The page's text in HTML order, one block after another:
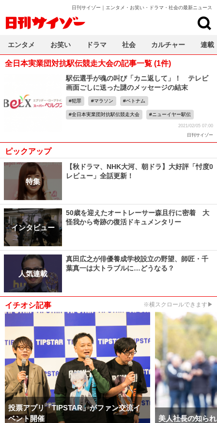
日刊サイゾー｜エンタメ・お笑い・ドラマ・社会の最新ニュース
全日本実業団対抗駅伝競走大会の記事一覧 (1件)
駅伝選手が魂の叫び「カニ返して」！ テレビ
画面ごしに送った謎のメッセージの結末
犯罪 マラソン ベトナム
全日本実業団対抗駅伝競走大会 ニューイヤー駅伝
2021/02/05 07:00
日刊サイゾー
ピックアップ
特集
【秋ドラマ、NHK大河、朝ドラ】大好評「忖度0
レビュー」全話更新！
インタビュー
50歳を迎えたオートレーサー森且行に密着 大
怪我から奇跡の復活ドキュメンタリー
人気連載
真田広之が俳優養成学校設立の野望、師匠・千
葉真一は大トラブルに…どうなる？
イチオシ記事 ※横スクロールできます▶
投票アプリ「TIPSTAR」がファン交流イ
ベント開催
美人社長の知ら
エンタメ お笑い ドラマ 社会 カルチャー 連載